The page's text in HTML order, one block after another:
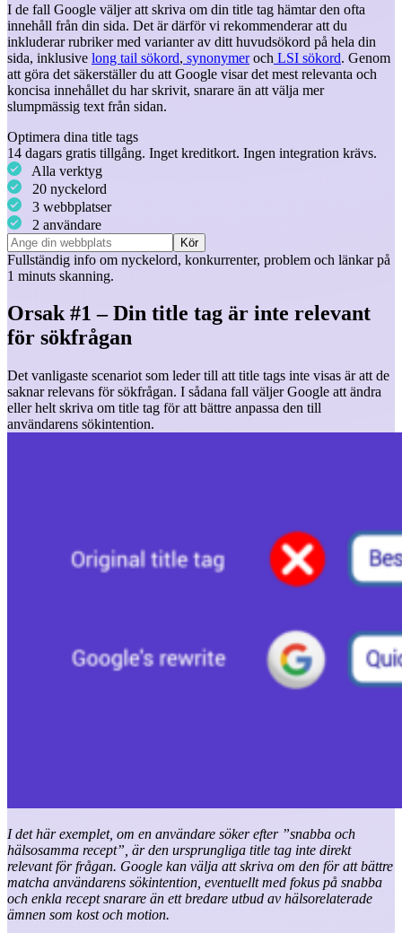
I de fall Google väljer att skriva om din title tag hämtar den ofta
innehåll från din sida. Det är därför vi rekommenderar att du
inkluderar rubriker med varianter av ditt huvudsökord på hela din
sida, inklusive long tail sökord, synonymeroch LSI sökord. Genom
att göra det säkerställer du att Google visar det mest relevanta och
koncisa innehållet du har skrivit, snarare än att välja mer
slumpmässig text från sidan.
Optimera dina title tags
14 dagars gratis tillgång. Inget kreditkort. Ingen integration krävs.
Alla verktyg
20 nyckelord
3 webbplatser
2 användare
Kör
Fullständig info om nyckelord, konkurrenter, problem och länkarpå
1 minuts skanning.
Orsak #1 – Din title tag är inte relevant
för sökfrågan
Det vanligaste scenariot som leder till att title tags inte visas är att de
saknar relevans för sökfrågan. I sådana fall väljer Google att ändra
eller helt skriva om title tag för att bättre anpassa den till
användarens sökintention.
I det här exemplet, om en användare söker efter ”snabba och
hälsosamma recept”, är den ursprungliga title tag inte direkt
relevant för frågan. Google kan välja att skriva om den för att bättre
matcha användarens sökintention, eventuellt med fokus på snabba
och enkla recept snarare än ett bredare utbud av hälsorelaterade
ämnen som kost och motion.